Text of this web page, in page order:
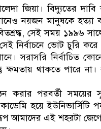
জিয়া। বিদ্যুতের
নয়জন মানুষকে
সেই সময় ১৯৯৬
নির্বাচনে ভোট চুরি
সরাসরি নির্বাচিত
থাকতে পারে
পরবর্তী সময়ের
হয়ে ইউনিভার্সিটি
এই শহরটা